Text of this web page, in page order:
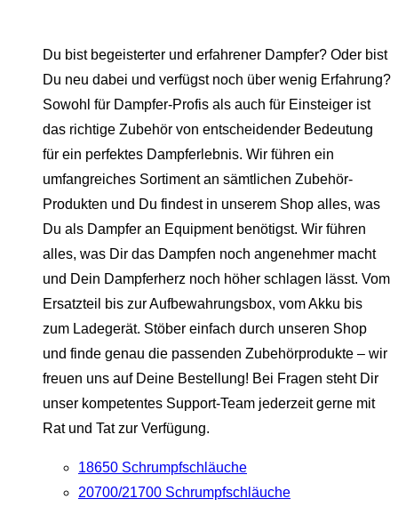
Du bist begeisterter und erfahrener Dampfer? Oder bist
Du neu dabei und verfügst noch über wenig Erfahrung?
Sowohl für Dampfer-Profis als auch für Einsteiger ist
das richtige Zubehör von entscheidender Bedeutung
für ein perfektes Dampferlebnis. Wir führen ein
umfangreiches Sortiment an sämtlichen Zubehör-
Produkten und Du findest in unserem Shop alles, was
Du als Dampfer an Equipment benötigst. Wir führen
alles, was Dir das Dampfen noch angenehmer macht
und Dein Dampferherz noch höher schlagen lässt. Vom
Ersatzteil bis zur Aufbewahrungsbox, vom Akku bis
zum Ladegerät. Stöber einfach durch unseren Shop
und finde genau die passenden Zubehörprodukte – wir
freuen uns auf Deine Bestellung! Bei Fragen steht Dir
unser kompetentes Support-Team jederzeit gerne mit
Rat und Tat zur Verfügung.
18650 Schrumpfschläuche
20700/21700 Schrumpfschläuche